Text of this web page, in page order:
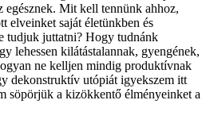
egésznek. Mit kell tennünk ahhoz,
elveinket saját életünkben és
tudjuk juttatni? Hogy tudnánk
lehessen kilátástalannak, gyengének,
ne kelljen mindig produktívnak
dekonstruktív utópiát igyekszem itt
söpörjük a kizökkentő élményeinket a